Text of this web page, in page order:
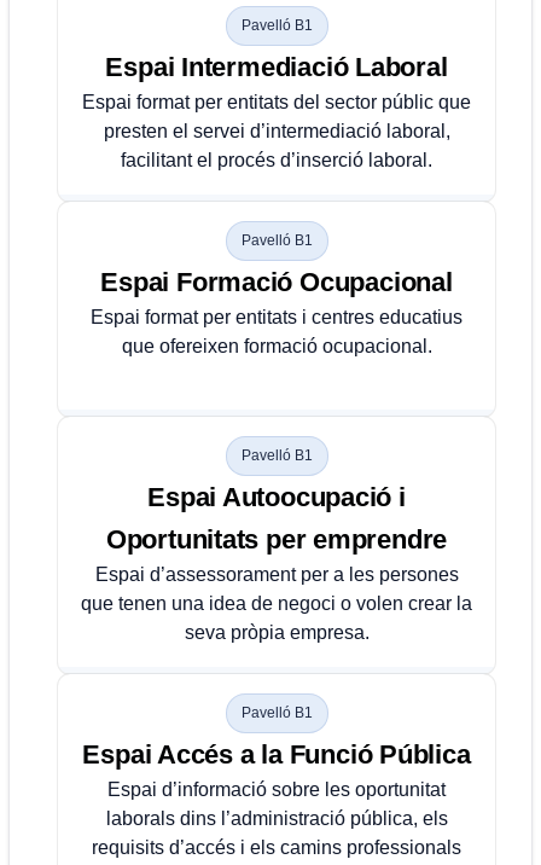
Pavelló B1
Espai Intermediació Laboral
Espai format per entitats del sector públic que
presten el servei d’intermediació laboral,
facilitant el procés d’inserció laboral.
Pavelló B1
Espai Formació Ocupacional
Espai format per entitats i centres educatius
que ofereixen formació ocupacional.
Pavelló B1
Espai Autoocupació i
Oportunitats per emprendre
Espai d’assessorament per a les persones
que tenen una idea de negoci o volen crear la
seva pròpia empresa.
Pavelló B1
Espai Accés a la Funció Pública
Espai d’informació sobre les oportunitat
laborals dins l’administració pública, els
requisits d’accés i els camins professionals